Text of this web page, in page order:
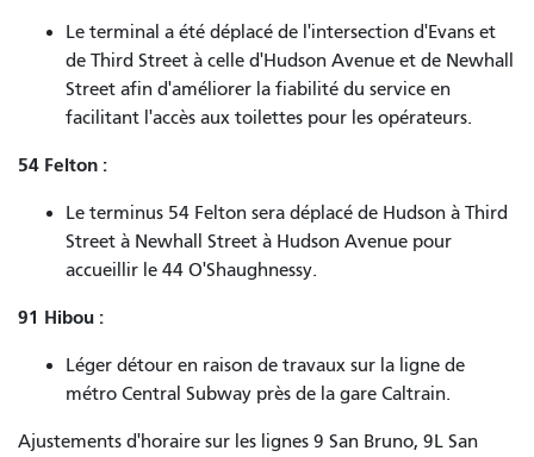
Le terminal a été déplacé de l'intersection d'Evans et
de Third Street à celle d'Hudson Avenue et de Newhall
Street afin d'améliorer la fiabilité du service en
facilitant l'accès aux toilettes pour les opérateurs.
54 Felton :
Le terminus 54 Felton sera déplacé de Hudson à Third
Street à Newhall Street à Hudson Avenue pour
accueillir le 44 O'Shaughnessy.
91 Hibou :
Léger détour en raison de travaux sur la ligne de
métro Central Subway près de la gare Caltrain.
Ajustements d'horaire sur les lignes 9 San Bruno, 9L San